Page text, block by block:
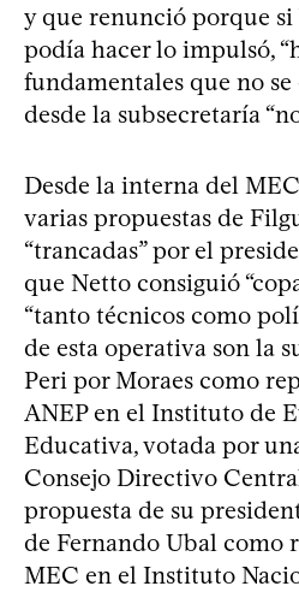
y que renunció porque si
podía hacer lo impulsó,
fundamentales que no se
desde la subsecretaría
Desde la interna del
varias propuestas de
“trancadas” por el
que Netto consiguió
“tanto técnicos como
de esta operativa son la
Peri por Moraes como
ANEP en el Instituto de
Educativa, votada por
Consejo Directivo
propuesta de su
de Fernando Ubal como
MEC en el Instituto